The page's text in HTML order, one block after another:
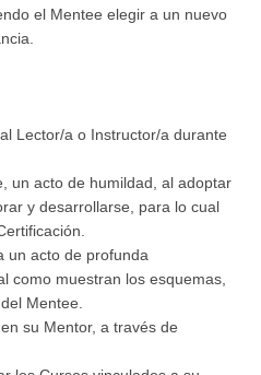
el Mentee elegir a un nuevo
Lector/a o Instructor/a durante
un acto de humildad, al adoptar
y desarrollarse, para lo cual
un acto de profunda
como muestran los esquemas,
Mentee.
su Mentor, a través de